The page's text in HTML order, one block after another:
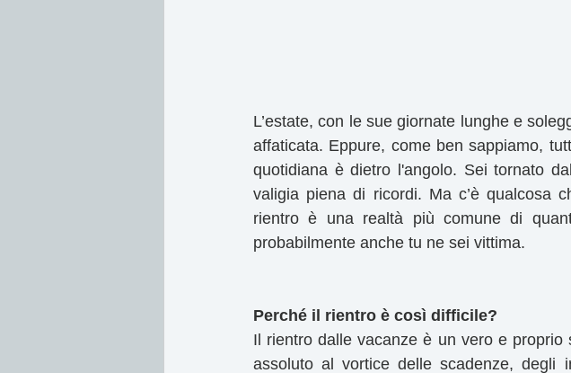
L’estate, con le sue giornate lunghe e
affaticata. Eppure, come ben sappiamo,
quotidiana è dietro l'angolo. Sei tornato
valigia piena di ricordi. Ma c’è qualcosa
rientro è una realtà più comune di
probabilmente anche tu ne sei vittima.
Perché il rientro è così difficile?
Il rientro dalle vacanze è un vero e
assoluto al vortice delle scadenze, degli